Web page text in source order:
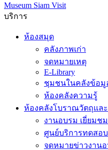
Museum Siam Visit
บริการ
ห้องสมุด
คลังภาพเก่า
จดหมายเหตุ
E-Library
ชุมชนในคลังข้อมู
ห้องคลังความรู้
ห้องคลังโบราณวัตถุแล
งานอบรม เยี่ยมช
ศูนย์บริการทดสอ
จดหมายข่าวงา